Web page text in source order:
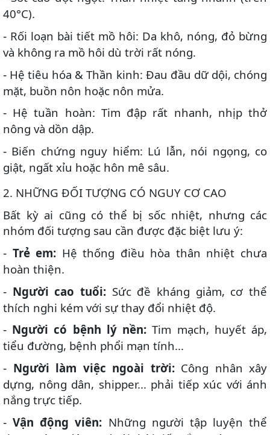
40°C).
- Rối loạn bài tiết mồ hôi: Da khô, nóng, đỏ bừng
và không ra mồ hôi dù trời rất nóng.
- Hệ tiêu hóa & Thần kinh: Đau đầu dữ dội, chóng
mặt, buồn nôn hoặc nôn mửa.
- Hệ tuần hoàn: Tim đập rất nhanh, nhịp thở
nông và dồn dập.
- Biến chứng nguy hiểm: Lú lẫn, nói ngọng, co
giật, ngất xỉu hoặc hôn mê sâu.
2️. NHỮNG ĐỐI TƯỢNG CÓ NGUY CƠ CAO
Bất kỳ ai cũng có thể bị sốc nhiệt, nhưng các
nhóm đối tượng sau cần được đặc biệt lưu ý:
- Trẻ em: Hệ thống điều hòa thân nhiệt chưa
hoàn thiện.
- Người cao tuổi: Sức đề kháng giảm, cơ thể
thích nghi kém với sự thay đổi nhiệt độ.
- Người có bệnh lý nền: Tim mạch, huyết áp,
tiểu đường, bệnh phổi mạn tính...
- Người làm việc ngoài trời:Công nhân xây
dựng, nông dân, shipper... phải tiếp xúc với ánh
nắng trực tiếp.
- Vận động viên: Những người tập luyện thể